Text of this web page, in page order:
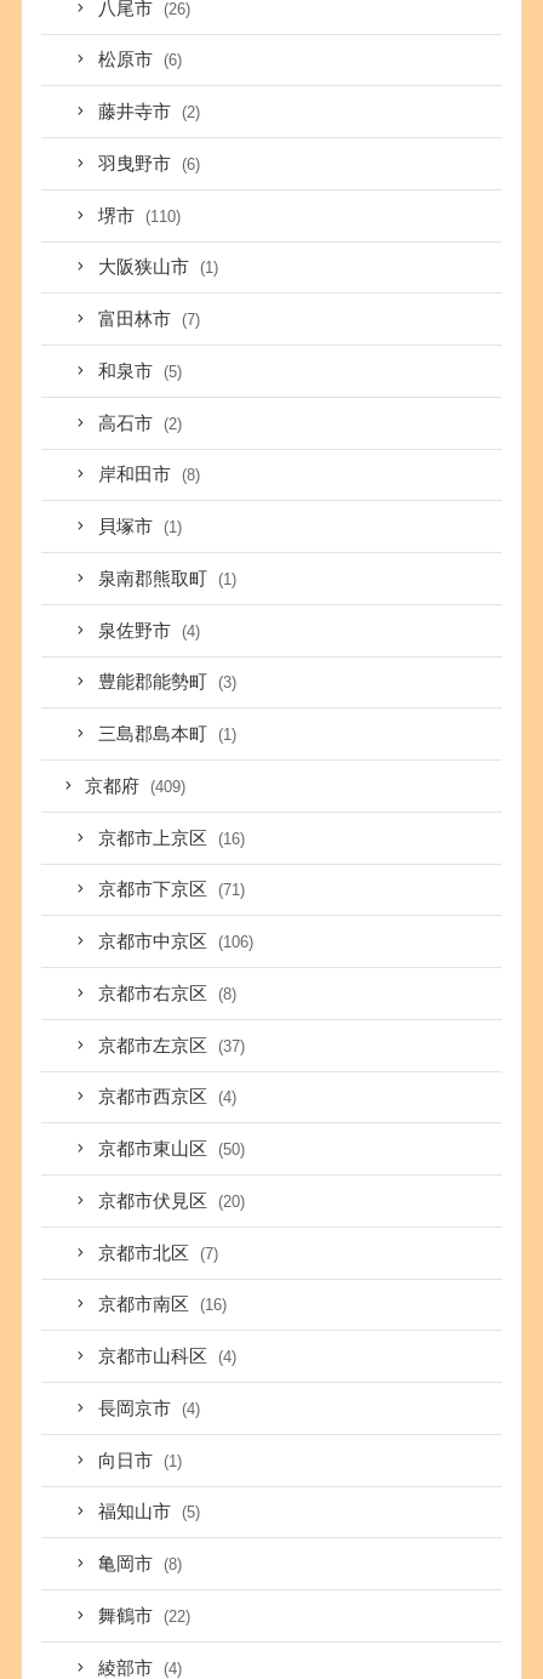
八尾市 (26)
松原市 (6)
藤井寺市 (2)
羽曳野市 (6)
堺市 (110)
大阪狭山市 (1)
富田林市 (7)
和泉市 (5)
高石市 (2)
岸和田市 (8)
貝塚市 (1)
泉南郡熊取町 (1)
泉佐野市 (4)
豊能郡能勢町 (3)
三島郡島本町 (1)
京都府 (409)
京都市上京区 (16)
京都市下京区 (71)
京都市中京区 (106)
京都市右京区 (8)
京都市左京区 (37)
京都市西京区 (4)
京都市東山区 (50)
京都市伏見区 (20)
京都市北区 (7)
京都市南区 (16)
京都市山科区 (4)
長岡京市 (4)
向日市 (1)
福知山市 (5)
亀岡市 (8)
舞鶴市 (22)
綾部市 (4)